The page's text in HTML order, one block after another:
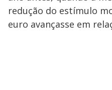
redução do estímulo
euro avançasse em